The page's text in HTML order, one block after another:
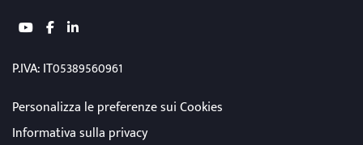
youtubefacebooklinkedin
P.IVA: IT05389560961
Personalizza le preferenze sui Cookies
Informativa sulla privacy